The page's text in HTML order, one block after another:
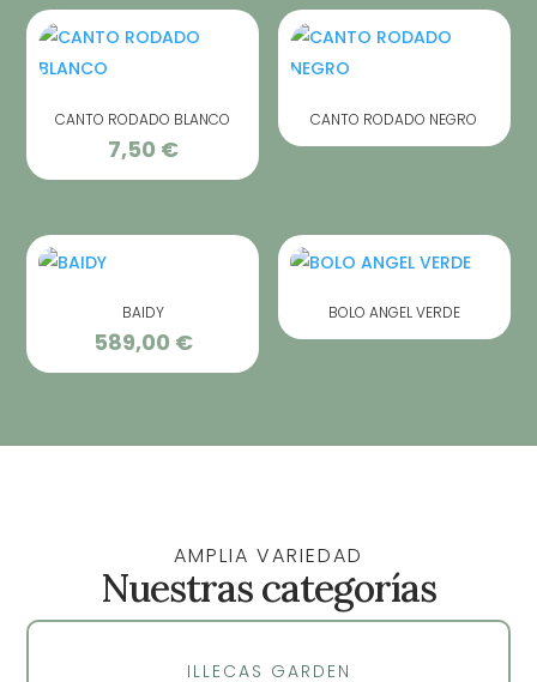
CANTO RODADO BLANCO
7,50 €
CANTO RODADO NEGRO
BAIDY
589,00 €
BOLO ANGEL VERDE
AMPLIA VARIEDAD
Nuestras categorías
ILLECAS GARDEN